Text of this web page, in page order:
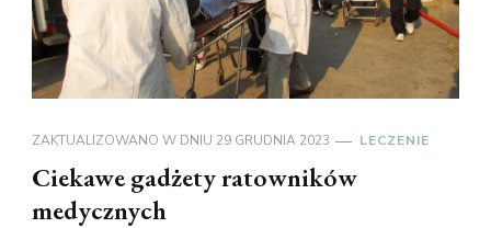
ZAKTUALIZOWANO W DNIU 29 GRUDNIA 2023 LECZENIE
Ciekawe gadżety ratowników
medycznych